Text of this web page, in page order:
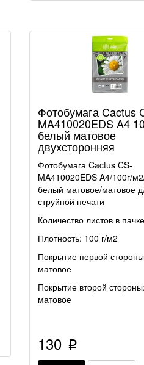
Фотобумага Cactus
MA410020EDS A4
белый матовое
двухсторонняя
Фотобумага Cactus CS-
MA410020EDS A4/100г/
белый матовое/матовое
струйной печати
Количество листов в
Плотность: 100 г/м2
Покрытие первой
матовое
Покрытие второй стороны:
матовое
130 p